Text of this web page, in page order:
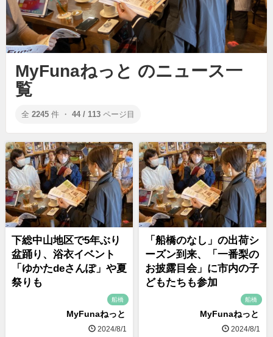
MyFunaねっと のニュース一
覧
全 2245 件 ・ 44 / 113 ページ目
下総中山地区で5年ぶり
盆踊り、浴衣イベント
「ゆかたdeさんぽ」や夏
祭りも
船橋
MyFunaねっと
2024/8/1
「船橋のなし」の出荷シ
ーズン到来、「一番梨の
お披露目会」に市内の子
どもたちも参加
船橋
MyFunaねっと
2024/8/1